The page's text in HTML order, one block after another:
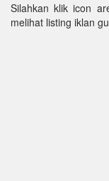
Silahkan klik icon
melihat listing iklan